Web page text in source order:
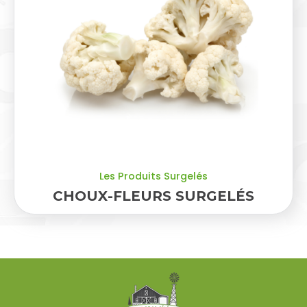
Les Produits Surgelés
CHOUX-FLEURS SURGELÉS